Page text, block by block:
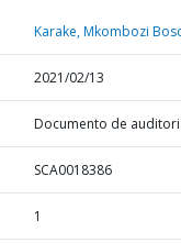
Karake, Mkombozi
2021/02/13
Documento de
SCA0018386
1